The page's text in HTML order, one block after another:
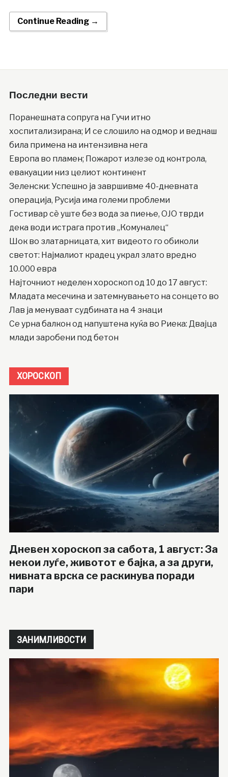
Continue Reading →
Последни вести
Поранешната сопруга на Гучи итно
хоспитализирана; И се слошило на одмор и веднаш
била примена на интензивна нега
Европа во пламен; Пожарот излезе од контрола,
евакуации низ целиот континент
Зеленски: Успешно ја завршивме 40-дневната
операција, Русија има големи проблеми
Гостивар сè уште без вода за пиење, ОЈО тврди
дека води истрага против „Комуналец“
Шок во златарницата, хит видеото го обиколи
светот: Најмалиот крадец украл злато вредно
10.000 евра
Најточниот неделен хороскоп од 10 до 17 август:
Младата месечина и затемнувањето на сонцето во
Лав ја менуваат судбината на 4 знаци
Се урна балкон од напуштена куќа во Риека: Двајца
млади заробени под бетон
ХОРОСКОП
Дневен хороскоп за сабота, 1 август: За
некои луѓе, животот е бајка, а за други,
нивната врска се раскинува поради
пари
ЗАНИМЛИВОСТИ